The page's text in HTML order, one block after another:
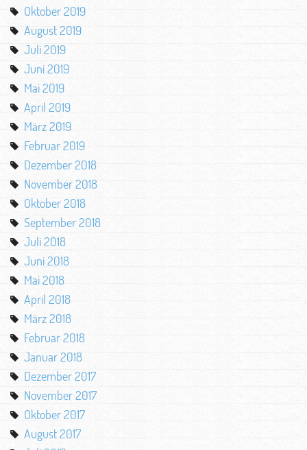
Oktober 2019
August 2019
Juli 2019
Juni 2019
Mai 2019
April 2019
März 2019
Februar 2019
Dezember 2018
November 2018
Oktober 2018
September 2018
Juli 2018
Juni 2018
Mai 2018
April 2018
März 2018
Februar 2018
Januar 2018
Dezember 2017
November 2017
Oktober 2017
August 2017